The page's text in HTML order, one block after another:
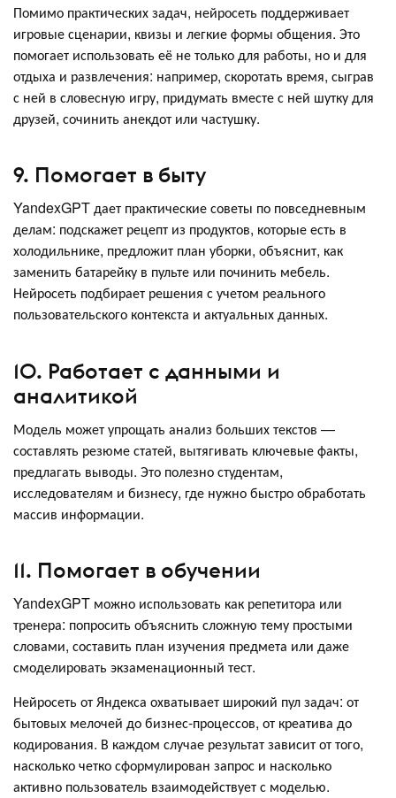
Помимо практических задач, нейросеть поддерживает
игровые сценарии, квизы и легкие формы общения. Это
помогает использовать её не только для работы, но и для
отдыха и развлечения: например, скоротать время, сыграв
с ней в словесную игру, придумать вместе с ней шутку для
друзей, сочинить анекдот или частушку.
9. Помогает в быту
YandexGPT дает практические советы по повседневным
делам: подскажет рецепт из продуктов, которые есть в
холодильнике, предложит план уборки, объяснит, как
заменить батарейку в пульте или починить мебель.
Нейросеть подбирает решения с учетом реального
пользовательского контекста и актуальных данных.
10. Работает с данными и
аналитикой
Модель может упрощать анализ больших текстов —
составлять резюме статей, вытягивать ключевые факты,
предлагать выводы. Это полезно студентам,
исследователям и бизнесу, где нужно быстро обработать
массив информации.
11. Помогает в обучении
YandexGPT можно использовать как репетитора или
тренера: попросить объяснить сложную тему простыми
словами, составить план изучения предмета или даже
смоделировать экзаменационный тест.
Нейросеть от Яндекса охватывает широкий пул задач: от
бытовых мелочей до бизнес-процессов, от креатива до
кодирования. В каждом случае результат зависит от того,
насколько четко сформулирован запрос и насколько
активно пользователь взаимодействует с моделью.